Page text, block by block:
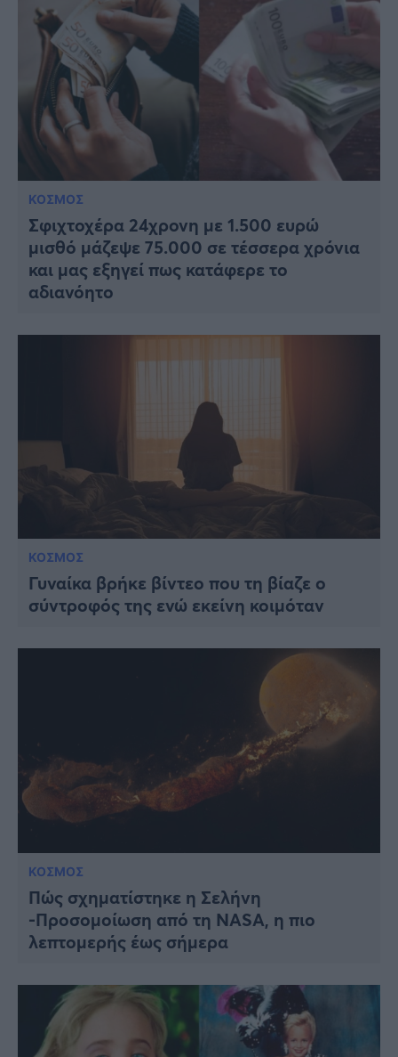
ΚΟΣΜΟΣ
Σφιχτοχέρα 24χρονη με 1.500 ευρώ
μισθό μάζεψε 75.000 σε τέσσερα χρόνια
και μας εξηγεί πως κατάφερε το
αδιανόητο
ΚΟΣΜΟΣ
Γυναίκα βρήκε βίντεο που τη βίαζε ο
σύντροφός της ενώ εκείνη κοιμόταν
ΚΟΣΜΟΣ
Πώς σχηματίστηκε η Σελήνη
-Προσομοίωση από τη NASA, η πιο
λεπτομερής έως σήμερα